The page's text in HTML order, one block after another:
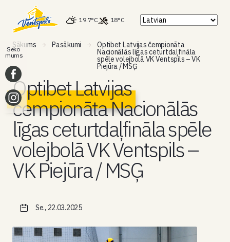
19.7°C 18°C
Sākums Pasākumi Optibet Latvijas čempionāta
Nacionālās līgas ceturtdaļfināla
spēle volejbolā VK Ventspils – VK
Piejūra / MSĢ
Optibet Latvijas
čempionāta Nacionālās
līgas ceturtdaļfināla spēle
volejbolā VK Ventspils –
VK Piejūra / MSĢ
Se., 22.03.2025
Seko
mums